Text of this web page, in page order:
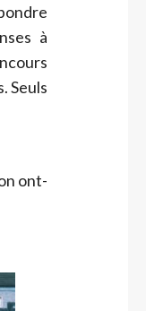
à
Seuls
ont-